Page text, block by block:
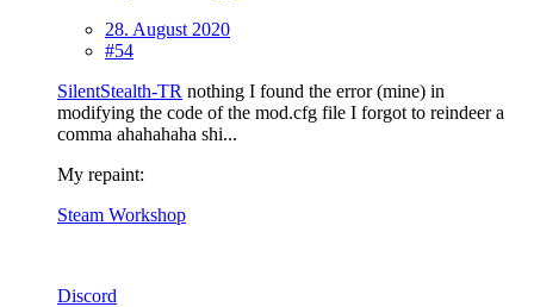
28. August 2020
#54
SilentStealth-TR nothing I found the error (mine) in
modifying the code of the mod.cfg file I forgot to reindeer a
comma ahahahaha shi...
My repaint:
Steam Workshop
Discord